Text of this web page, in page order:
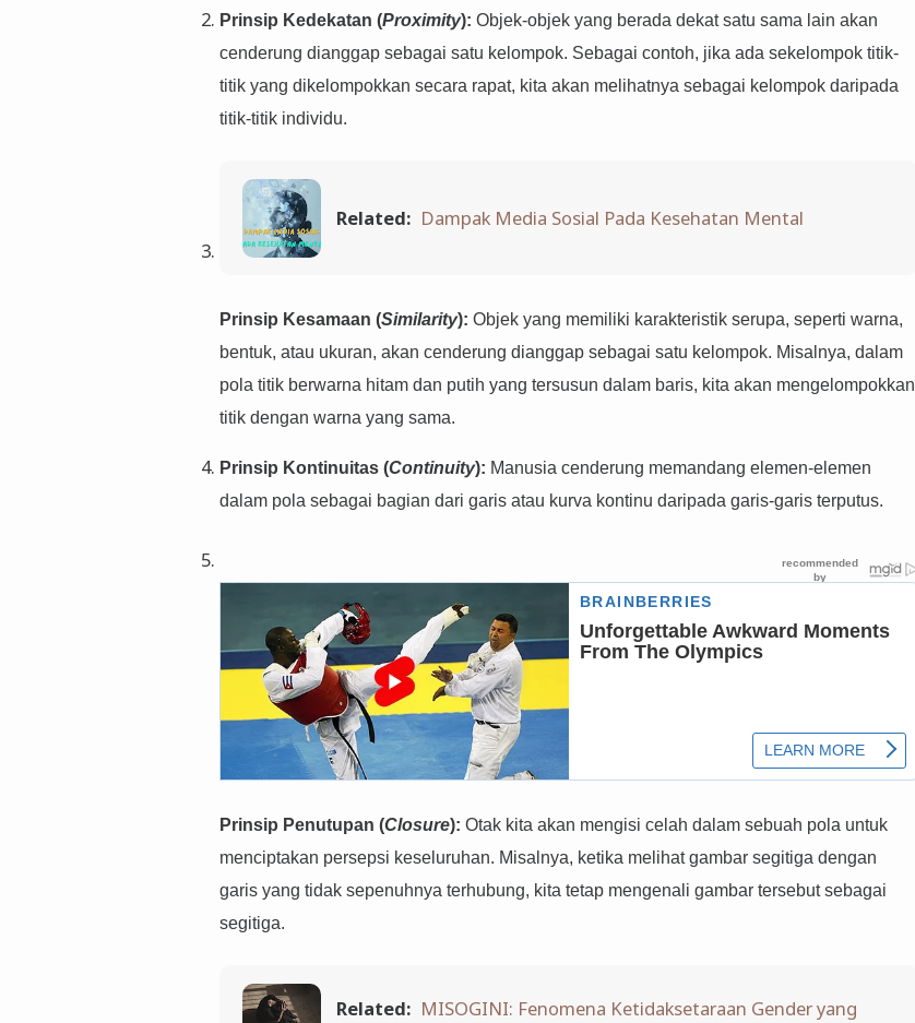
Prinsip Kedekatan (Proximity): Objek-objek yang berada dekat satu sama lain akan
cenderung dianggap sebagai satu kelompok. Sebagai contoh, jika ada sekelompok titik-
titik yang dikelompokkan secara rapat, kita akan melihatnya sebagai kelompok daripada
titik-titik individu.
Related: Dampak Media Sosial Pada Kesehatan Mental
Prinsip Kesamaan (Similarity): Objek yang memiliki karakteristik serupa, seperti warna,
bentuk, atau ukuran, akan cenderung dianggap sebagai satu kelompok. Misalnya, dalam
pola titik berwarna hitam dan putih yang tersusun dalam baris, kita akan mengelompokkan
titik dengan warna yang sama.
Prinsip Kontinuitas (Continuity): Manusia cenderung memandang elemen-elemen
dalam pola sebagai bagian dari garis atau kurva kontinu daripada garis-garis terputus.
Prinsip Penutupan (Closure): Otak kita akan mengisi celah dalam sebuah pola untuk
menciptakan persepsi keseluruhan. Misalnya, ketika melihat gambar segitiga dengan
garis yang tidak sepenuhnya terhubung, kita tetap mengenali gambar tersebut sebagai
segitiga.
Related: MISOGINI: Fenomena Ketidaksetaraan Gender yang